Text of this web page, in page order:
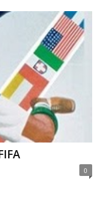
0